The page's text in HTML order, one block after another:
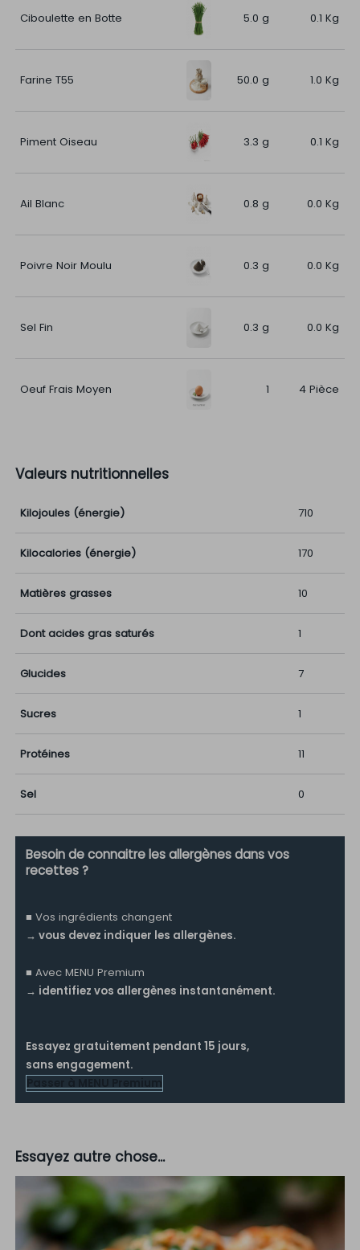
Ciboulette en Botte 5.0 g 0.1 Kg
Farine T55 50.0 g 1.0 Kg
Piment Oiseau 3.3 g 0.1 Kg
Ail Blanc 0.8 g 0.0 Kg
Poivre Noir Moulu 0.3 g 0.0 Kg
Sel Fin 0.3 g 0.0 Kg
Oeuf Frais Moyen 1 4 Pièce
Valeurs nutritionnelles
Kilojoules (énergie) 710
Kilocalories (énergie) 170
Matières grasses 10
Dont acides gras saturés 1
Glucides 7
Sucres 1
Protéines 11
Sel 0
Besoin de connaitre les allergènes dans vos
recettes ?
■ Vos ingrédients changent
→ vous devez indiquer les allergènes.
■ Avec MENU Premium
→ identifiez vos allergènes instantanément.
Essayez gratuitement pendant 15 jours,
sans engagement.
Essayez autre chose...